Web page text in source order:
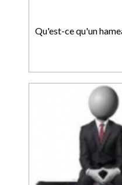
Qu'est-ce qu'un